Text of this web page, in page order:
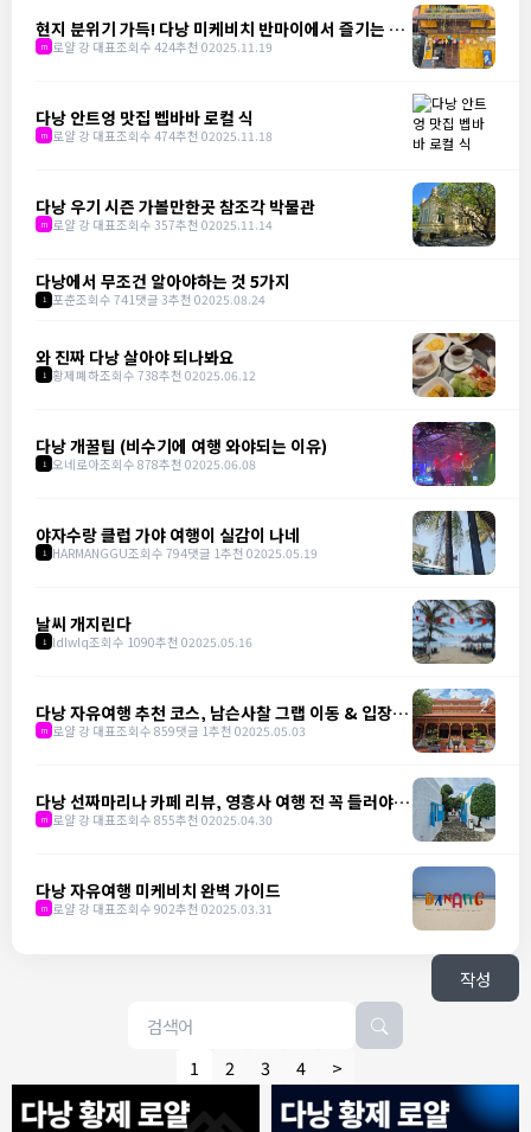
현지 분위기 가득! 다낭 미케비치 반마이에서 즐기는 분
짜 한 그릇
m 로얄 강 대표 조회수 424추천 02025.11.19
다낭 안트엉 맛집 벱바바 로컬 식
m 로얄 강 대표 조회수 474추천 02025.11.18
다낭 우기 시즌 가볼만한곳 참조각 박물관
m 로얄 강 대표 조회수 357추천 02025.11.14
다낭에서 무조건 알아야하는 것 5가지
1 포춘조회수 741댓글 3추천 02025.08.24
와 진짜 다낭 살아야 되나봐요
1 황제폐하조회수 738추천 02025.06.12
다낭 개꿀팁 (비수기에 여행 와야되는 이유)
1 오네로아조회수 878추천 02025.06.08
야자수랑 클럽 가야 여행이 실감이 나네
1 HARMANGGU조회수 794댓글 1추천 02025.05.19
날씨 개지린다
1 ldlwlq조회수 1090추천 02025.05.16
다낭 자유여행 추천 코스, 남슨사찰 그랩 이동 & 입장료
완벽 가이드
m 로얄 강 대표 조회수 859댓글 1추천 02025.05.03
다낭 선짜마리나 카페 리뷰, 영흥사 여행 전 꼭 들러야 할
핫플
m 로얄 강 대표 조회수 855추천 02025.04.30
다낭 자유여행 미케비치 완벽 가이드
m 로얄 강 대표 조회수 902추천 02025.03.31
작성
1 2 3 4 >